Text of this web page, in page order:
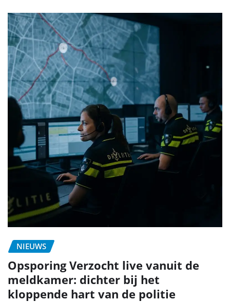
NIEUWS
Opsporing Verzocht live vanuit de
meldkamer: dichter bij het
kloppende hart van de politie